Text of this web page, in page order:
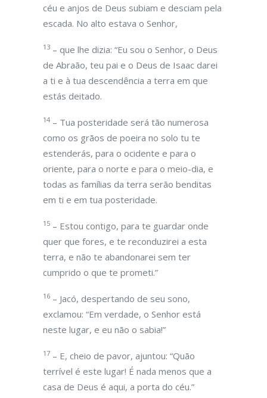
céu e anjos de Deus subiam e desciam pela
escada. No alto estava o Senhor,
13 – que lhe dizia: “Eu sou o Senhor, o Deus
de Abraão, teu pai e o Deus de Isaac darei
a ti e à tua descendência a terra em que
estás deitado.
14 – Tua posteridade será tão numerosa
como os grãos de poeira no solo tu te
estenderás, para o ocidente e para o
oriente, para o norte e para o meio-dia, e
todas as famílias da terra serão benditas
em ti e em tua posteridade.
15 – Estou contigo, para te guardar onde
quer que fores, e te reconduzirei a esta
terra, e não te abandonarei sem ter
cumprido o que te prometi.”
16 – Jacó, despertando de seu sono,
exclamou: “Em verdade, o Senhor está
neste lugar, e eu não o sabia!”
17 – E, cheio de pavor, ajuntou: “Quão
terrível é este lugar! É nada menos que a
casa de Deus é aqui, a porta do céu.”